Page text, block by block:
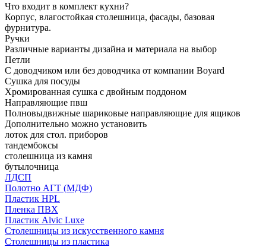
Что входит в комплект кухни?
Корпус, влагостойкая столешница, фасады, базовая
фурнитура.
Ручки
Различные варианты дизайна и материала на выбор
Петли
С доводчиком или без доводчика от компании Boyard
Сушка для посуды
Хромированная сушка с двойным поддоном
Направляющие пвш
Полновыдвижные шариковые направляющие для ящиков
Дополнительно можно установить
лоток для стол. приборов
тандембоксы
столешница из камня
бутылочница
ЛДСП
Полотно АГТ (МДФ)
Пластик HPL
Пленка ПВХ
Пластик Alvic Luxe
Столешницы из искусственного камня
Столешницы из пластика